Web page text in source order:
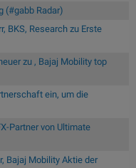
(#gabb Radar)
BKS, Research zu Erste
zu , Bajaj Mobility top
ein, um die
Partner von Ultimate
Bajaj Mobility Aktie der